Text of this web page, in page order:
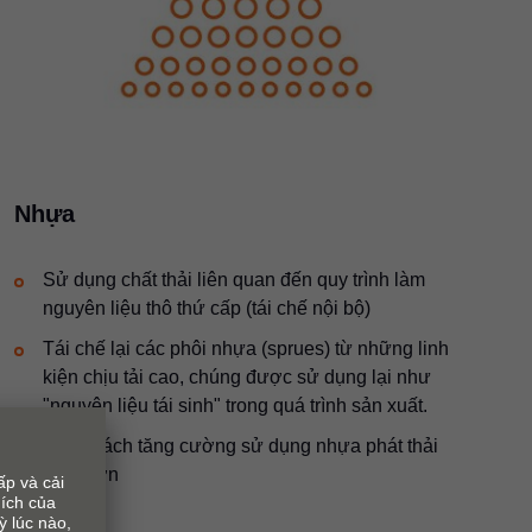
Nhựa
Sử dụng chất thải liên quan đến quy trình làm
nguyên liệu thô thứ cấp (tái chế nội bộ)
Tái chế lại các phôi nhựa (sprues) từ những linh
kiện chịu tải cao, chúng được sử dụng lại như
"nguyên liệu tái sinh" trong quá trình sản xuất.
Bằng cách tăng cường sử dụng nhựa phát thải
thấp hơn